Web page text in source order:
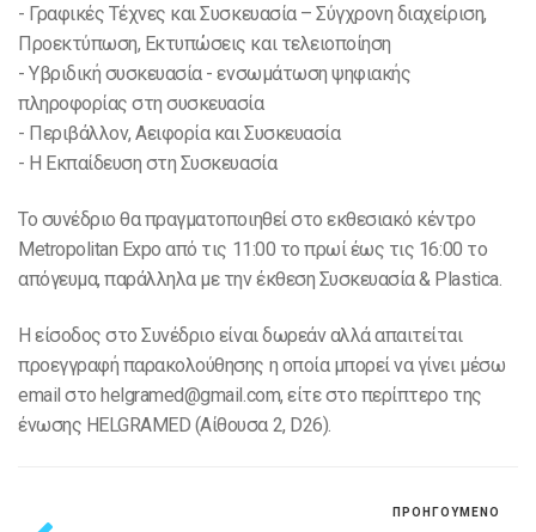
- Γραφικές Τέχνες και Συσκευασία – Σύγχρονη διαχείριση,
Προεκτύπωση, Εκτυπώσεις και τελειοποίηση
- Υβριδική συσκευασία - ενσωμάτωση ψηφιακής
πληροφορίας στη συσκευασία
- Περιβάλλον, Αειφορία και Συσκευασία
- Η Eκπαίδευση στη Συσκευασία
Το συνέδριο θα πραγματοποιηθεί στο εκθεσιακό κέντρο
Metropolitan Expo από τις 11:00 το πρωί έως τις 16:00 το
απόγευμα, παράλληλα με την έκθεση Συσκευασία & Plastica.
Η είσοδος στο Συνέδριο είναι δωρεάν αλλά απαιτείται
προεγγραφή παρακολούθησης η οποία μπορεί να γίνει μέσω
email στο helgramed@gmail.com, είτε στο περίπτερο της
ένωσης HELGRAMED (Aίθουσα 2, D26).
ΠΡΟΗΓΟΥΜΕΝΟ